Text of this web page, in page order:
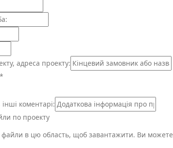
адреса проекту:
*
коментарі:
по проекту
файли в цю область, щоб завантажити. Ви